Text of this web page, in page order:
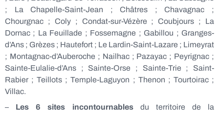
; La Chapelle-Saint-Jean ; Châtres ; Chavagnac ;
Chourgnac ; Coly ; Condat-sur-Vézère ; Coubjours ; La
Dornac ; La Feuillade ; Fossemagne ; Gabillou ; Granges-
d’Ans ; Grèzes ; Hautefort ; Le Lardin-Saint-Lazare ; Limeyrat
; Montagnac-d’Auberoche ; Nailhac ; Pazayac ; Peyrignac ;
Sainte-Eulalie-d’Ans ; Sainte-Orse ; Sainte-Trie ; Saint-
Rabier ; Teillots ; Temple-Laguyon ; Thenon ; Tourtoirac ;
Villac.
– Les 6 sites incontournablesdu territoire de la